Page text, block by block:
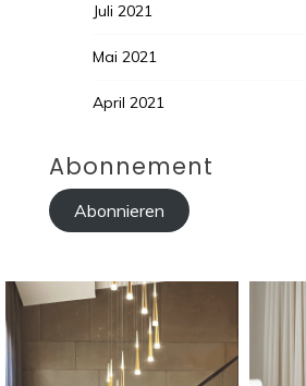
Juli 2021
Mai 2021
April 2021
Abonnement
Abonnieren